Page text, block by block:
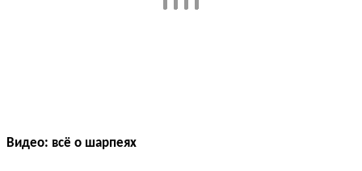
Видео: всё о шарпеях